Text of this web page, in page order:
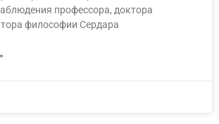
профессора, доктора
философии Сердара